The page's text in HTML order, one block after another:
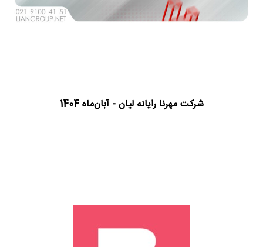
شرکت مهرنا رایانه لیان - آبان‌ماه 1404